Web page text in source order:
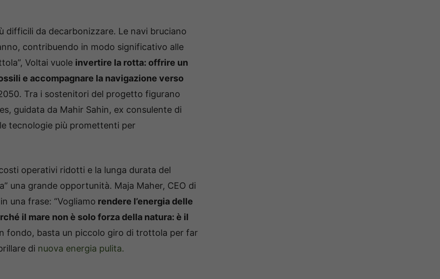
difficili da decarbonizzare. Le navi bruciano
contribuendo in modo significativo alle
Voltai vuole invertire la rotta: offrire un
e accompagnare la navigazione verso
Tra i sostenitori del progetto figurano
guidata da Mahir Sahin, ex consulente di
tecnologie più promettenti per
operativi ridotti e la lunga durata del
una grande opportunità. Maja Maher, CEO di
una frase: “Vogliamo rendere l’energia delle
il mare non è solo forza della natura: è il
fondo, basta un piccolo giro di trottola per far
di nuova energia pulita.